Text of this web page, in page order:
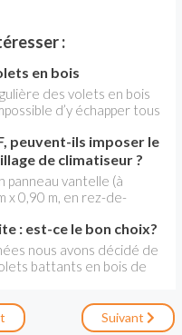
:
en bois
des volets en bois
d’y échapper tous
la mer. C’est pourquoi
l’aluminium, voire la
travaillant avec méthode,
de rénover les volets
peuvent-ils imposer le
de climatiseur ?
panneau vantelle (à
x 0,90 m, en rez-de-
et déposée en
par l'Architecte des
Je suis dans une zone
été accepté en vantelle
plus solide dans une
négative ! Que puis-je
: est-ce le bon choix?
nous avons décidé de
battants en bois de
qui outre des soucis de
bois"
Suivant